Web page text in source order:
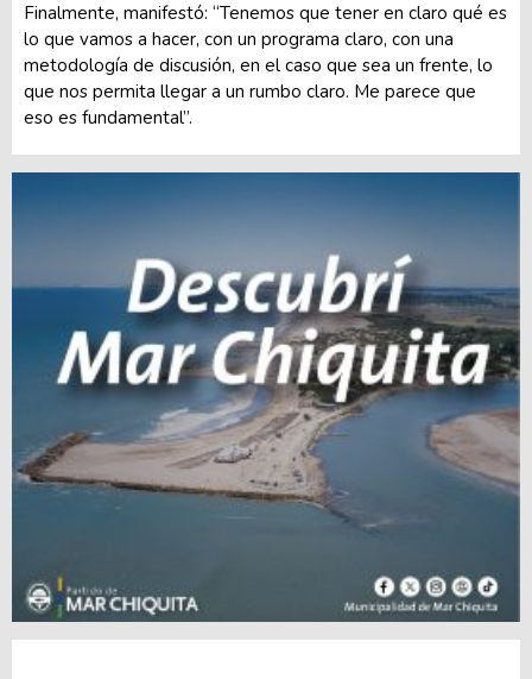
Finalmente, manifestó: “Tenemos que tener en claro qué es
lo que vamos a hacer, con un programa claro, con una
metodología de discusión, en el caso que sea un frente, lo
que nos permita llegar a un rumbo claro. Me parece que
eso es fundamental”.